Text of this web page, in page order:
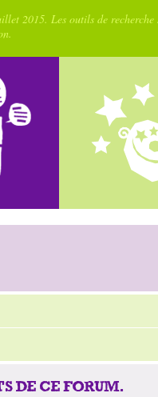
2015. Les outils de
DE CE FORUM.